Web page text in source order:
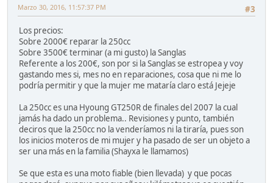
#3
Marzo 30, 2016, 11:57:37 PM
Los precios:
Sobre 2000€ reparar la 250cc
Sobre 3500€ terminar (a mi gusto) la Sanglas
Referente a los 200€, son por si la Sanglas se estropea y voy
gastando mes si, mes no en reparaciones, cosa que ni me lo
podría permitir y que la mujer me mataría claro está Jejeje
La 250cc es una Hyoung GT250R de finales del 2007 la cual
jamás ha dado un problema.. Revisiones y punto, también
deciros que la 250cc no la venderíamos ni la tiraría, pues son
los inicios moteros de mi mujer y ha pasado de ser un objeto a
ser una más en la familia (Shayxa le llamamos)
Se que esta es una moto fiable (bien llevada) y que pocas